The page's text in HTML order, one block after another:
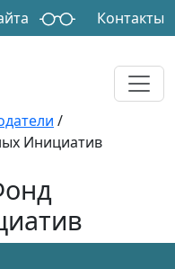
Контакты
/
Инициатив